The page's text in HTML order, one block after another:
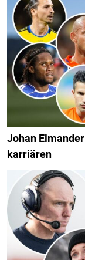
Johan
karriären